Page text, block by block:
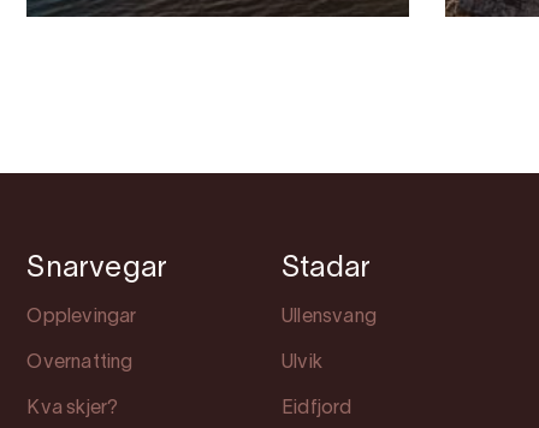
Snarvegar
Opplevingar
Overnatting
Kva skjer?
Stadar
Ullensvang
Ulvik
Eidfjord